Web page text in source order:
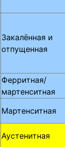
Закалённая и
отпущенная
Ферритная/
мартенситная
Мартенситная
Аустенитная